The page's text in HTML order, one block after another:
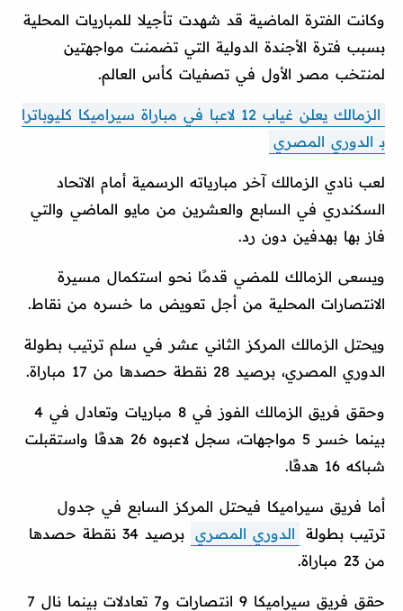
وكانت الفترة الماضية قد شهدت تأجيلا للمباريات المحلية
بسبب فترة الأجندة الدولية التي تضمنت مواجهتين
لمنتخب مصر الأول في تصفيات كأس العالم.
الزمالك يعلن غياب 12 لاعبا في مباراة سيراميكا كليوباترا
بـ الدوري المصري
لعب نادي الزمالك آخر مبارياته الرسمية أمام الاتحاد
السكندري في السابع والعشرين من مايو الماضي والتي
فاز بها بهدفين دون رد.
ويسعى الزمالك للمضي قدمًا نحو استكمال مسيرة
الانتصارات المحلية من أجل تعويض ما خسره من نقاط.
ويحتل الزمالك المركز الثاني عشر في سلم ترتيب بطولة
الدوري المصري، برصيد 28 نقطة حصدها من 17 مباراة.
وحقق فريق الزمالك الفوز في 8 مباريات وتعادل في 4
بينما خسر 5 مواجهات، سجل لاعبوه 26 هدفًا واستقبلت
شباكه 16 هدفًا.
أما فريق سيراميكا فيحتل المركز السابع في جدول
ترتيب بطولة
الدوري المصري
برصيد 34 نقطة حصدها
من 23 مباراة.
حقق فريق سيراميكا 9 انتصارات و7 تعادلات بينما نال 7